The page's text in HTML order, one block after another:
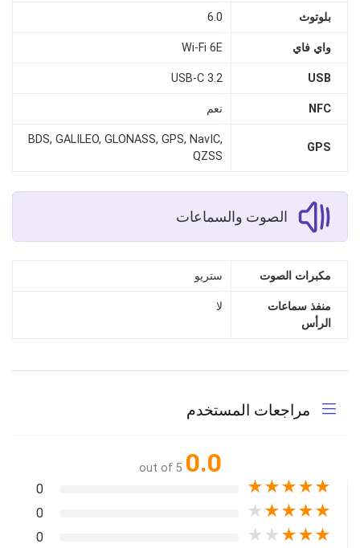
بلوتوث 6.0
واي فاي Wi‑Fi 6E
USB
USB‑C 3.2
NFC نعم
GPS
BDS, GALILEO, GLONASS, GPS, NavIC,
QZSS
الصوت والسماعات
مكبرات الصوت ستريو
منفذ سماعات
الرأس
لا
مراجعات المستخدم
0.0
out of 5
★
★
★
★
★
0
★
★
★
★
★
0
★
★
★
★
★
0